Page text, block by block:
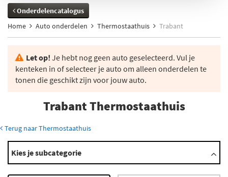
Onderdelencatalogus
Home
Auto onderdelen Thermostaathuis Trabant
Let op! Je hebt nog geen auto geselecteerd. Vul je
kenteken in of selecteer je auto om alleen onderdelen te
tonen die geschikt zijn voor jouw auto.
Trabant Thermostaathuis
Terug naar Thermostaathuis
Modellen
P 601
×
Kies je subcategorie